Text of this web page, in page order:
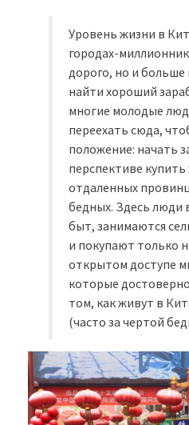
Уровень жизни в
городах-
дорого, но и
найти хороший
многие молодые
переехать сюда,
положение: начать
перспективе
отдаленных
бедных. Здесь люди
быт, занимаются
и покупают только
открытом доступе
которые
том, как живут в
(часто за чертой